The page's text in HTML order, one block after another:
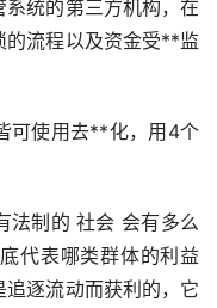
统的第三方机构，在
的流程以及资金受**监
可使用去**化，用4个
法制的 社会 会有多么
代表哪类群体的利益
逐流动而获利的，它